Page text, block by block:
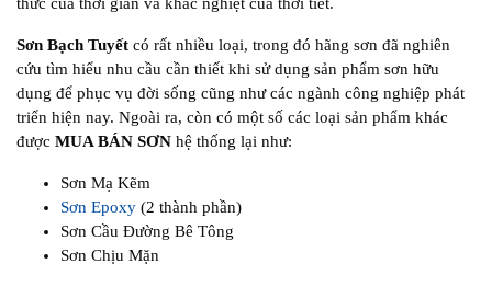
thức của thời gian và khắc nghiệt của thời tiết.
Sơn Bạch Tuyết có rất nhiều loại, trong đó hãng sơn đã nghiên
cứu tìm hiểu nhu cầu cần thiết khi sử dụng sản phẩm sơn hữu
dụng để phục vụ đời sống cũng như các ngành công nghiệp phát
triển hiện nay. Ngoài ra, còn có một số các loại sản phẩm khác
được MUA BÁN SƠN hệ thống lại như:
Sơn Mạ Kẽm
Sơn Epoxy (2 thành phần)
Sơn Cầu Đường Bê Tông
Sơn Chịu Mặn